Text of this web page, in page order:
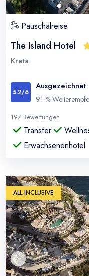
Pauschalreise
The Island Hotel
Kreta
5.2/6
Ausgezeichnet
91 %
197 Bewertungen
Transfer
Erwachsenenhotel
ALL-INCLUSIVE